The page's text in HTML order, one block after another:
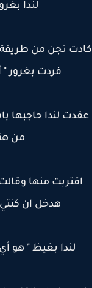
لندا
تجن من طريقة
فردت بغرور "
لندا حاجبها
من
منها وقالت
هدخل ان كنتي
لندا بغيظ " هو أي